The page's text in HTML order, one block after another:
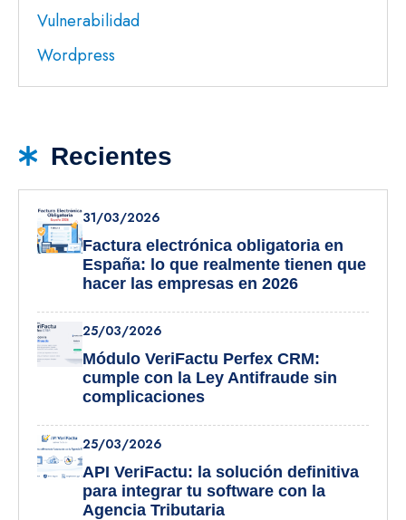
Vulnerabilidad
Wordpress
Recientes
31/03/2026
Factura electrónica obligatoria en
España: lo que realmente tienen que
hacer las empresas en 2026
25/03/2026
Módulo VeriFactu Perfex CRM:
cumple con la Ley Antifraude sin
complicaciones
25/03/2026
API VeriFactu: la solución definitiva
para integrar tu software con la
Agencia Tributaria